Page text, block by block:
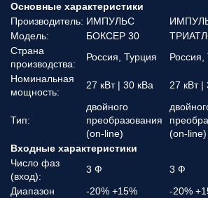
Основные характеристики
Производитель: ИМПУЛЬС
Модель:
БОКСЕР 30
Страна
производства:
Россия, Турция Россия,
Номинальная
мощность:
27 кВт | 30 кВа 27 кВт |
Тип:
двойного
преобразования
(on-line)
(on-line)
Входные характеристики
Число фаз
(вход):
3 Ф 3 Ф
Диапазон
-20% +15%
-20%